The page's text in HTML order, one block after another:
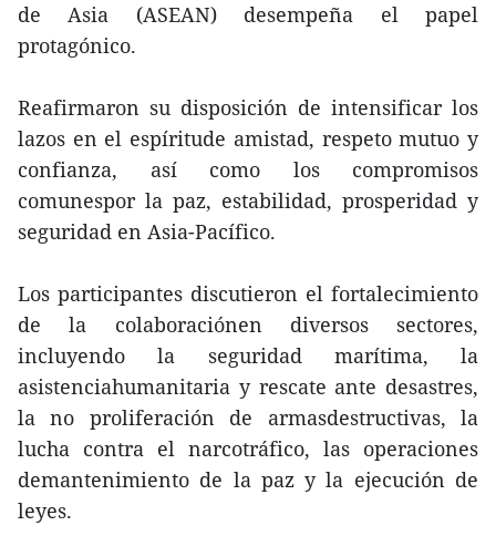
de Asia (ASEAN) desempeña el papel
protagónico.
Reafirmaron su disposición de intensificar los
lazos en el espíritude amistad, respeto mutuo y
confianza, así como los compromisos
comunespor la paz, estabilidad, prosperidad y
seguridad en Asia-Pacífico.
Los participantes discutieron el fortalecimiento
de la colaboraciónen diversos sectores,
incluyendo la seguridad marítima, la
asistenciahumanitaria y rescate ante desastres,
la no proliferación de armasdestructivas, la
lucha contra el narcotráfico, las operaciones
demantenimiento de la paz y la ejecución de
leyes.